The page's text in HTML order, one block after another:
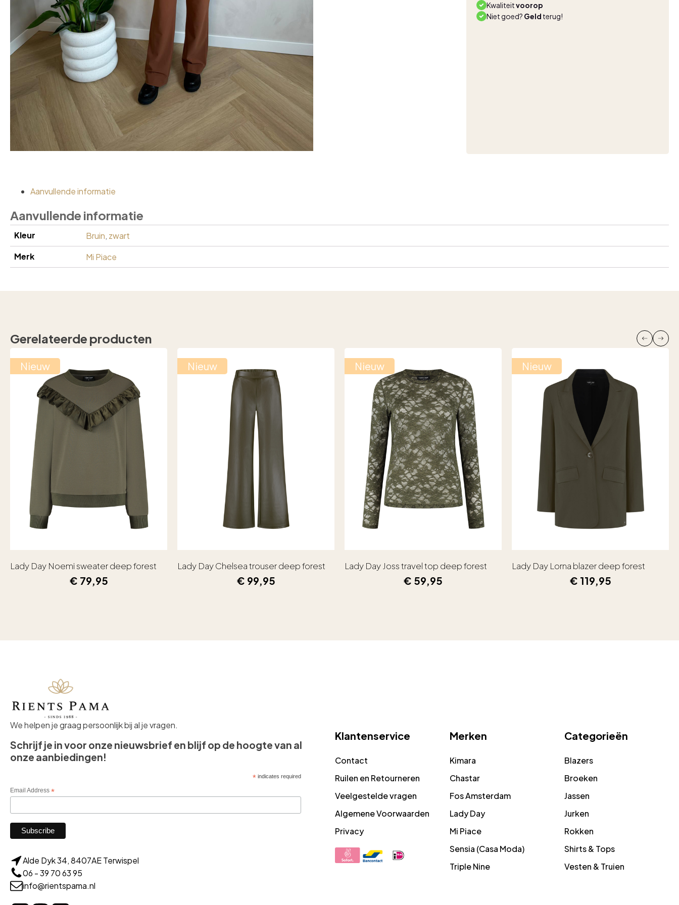
Kwaliteitvoorop
Niet goed? Geld terug!
Aanvullende informatie
Aanvullende informatie
Kleur Bruin, zwart
Merk
Mi Piace
Gerelateerde producten
Nieuw
Lady Day Noemi sweater deep forest
€ 79,95
Nieuw
Lady Day Chelsea trouser deep forest
€ 99,95
Nieuw
Lady Day Joss travel top deep forest
€ 59,95
Nieuw
Lady Day Lorna blazer deep forest
€ 119,95
We helpen je graag persoonlijk bij al je vragen.
Schrijf je in voor onze nieuwsbrief en blijf op de hoogte van al
onze aanbiedingen!
* indicates required
Email Address *
Alde Dyk 34, 8407AE Terwispel
06 - 39 70 63 95
info@rientspama.nl
Klantenservice
Contact
Ruilen en Retourneren
Veelgestelde vragen
Algemene Voorwaarden
Privacy
Merken
Kimara
Chastar
Fos Amsterdam
Lady Day
Mi Piace
Sensia (Casa Moda)
Triple Nine
Categorieën
Blazers
Broeken
Jassen
Jurken
Rokken
Shirts & Tops
Vesten & Truien